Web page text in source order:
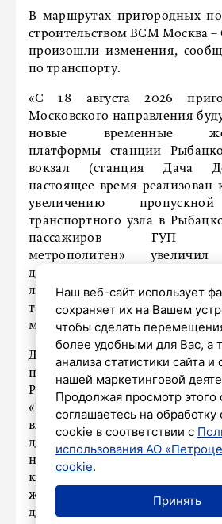
В маршрутах пригородных
строительством ВСМ Москва –
произошли изменения,
по транспорту.
«С 18 августа 2026
Московского направления
новые временные
платформы станции
вокзал (станция Дача
настоящее время реализован
увеличению
транспортного узла в
пассажиров ГУП
метрополитен» увеличил
движения поездов на
линии с 23 до 27 пар в час
таким образом, интервал
минуты», – отметили в
Для пассажиров будет
пассажирский комплекс
Рыбацкого проезда. На
«Рыбацкое» установлен
входной турникет. А
доступность для
населения, в метро и на
контроль за работой служб
железнодорожной
дополнительно
Наш веб-сайт использует
сохраняет их на Вашем
чтобы сделать
более удобными для Вас, а
анализа статистики сайта и
нашей маркетинговой
Продолжая просмотр этого
соглашаетесь на обработку
cookie в соответствии с
использования АО
cookie.
Принять